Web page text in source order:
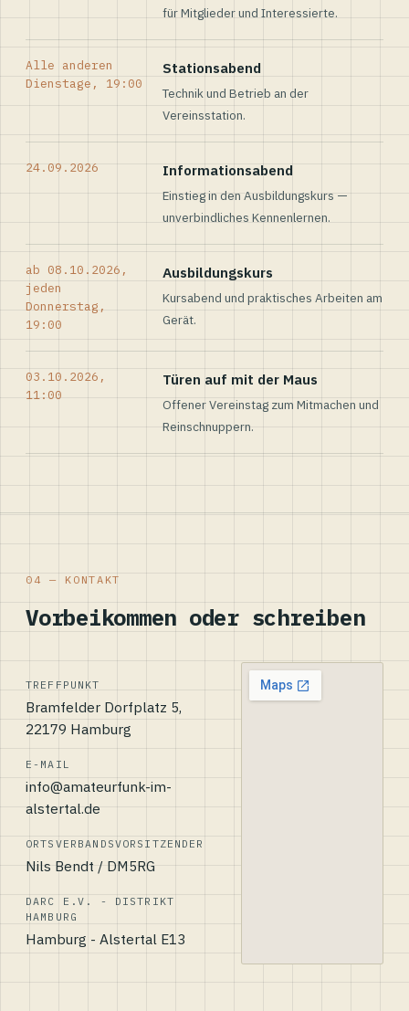
für Mitglieder und Interessierte.
Alle anderen
Dienstage, 19:00
Stationsabend
Technik und Betrieb an der
Vereinsstation.
24.09.2026 Informationsabend
Einstieg in den Ausbildungskurs —
unverbindliches Kennenlernen.
ab 08.10.2026,
jeden
Donnerstag,
19:00
Ausbildungskurs
Kursabend und praktisches Arbeiten am
Gerät.
03.10.2026,
11:00
Türen auf mit der Maus
Offener Vereinstag zum Mitmachen und
Reinschnuppern.
04 — KONTAKT
Vorbeikommen oder schreiben
TREFFPUNKT
Bramfelder Dorfplatz 5,
22179 Hamburg
E-MAIL
info@amateurfunk-im-
alstertal.de
ORTSVERBANDSVORSITZENDER
Nils Bendt / DM5RG
DARC E.V. - DISTRIKT
HAMBURG
Hamburg - Alstertal E13